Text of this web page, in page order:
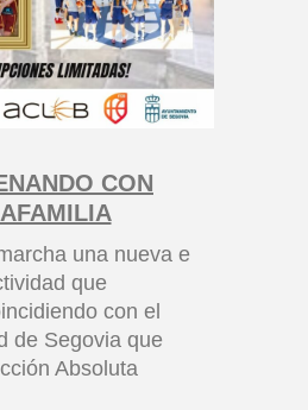
CON
una nueva e
que
con el
de Segovia que
Absoluta